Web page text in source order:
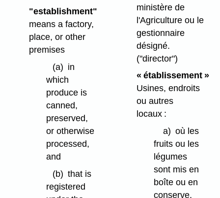
"establishment"
means a factory,
place, or other
premises
(a) in
which
produce is
canned,
preserved,
or otherwise
processed,
and
(b) that is
registered
ministère de
l'Agriculture ou le
gestionnaire
désigné.
("director")
« établissement »
Usines, endroits
ou autres
locaux :
a) où les
fruits ou les
légumes
sont mis en
boîte ou en
conserve,